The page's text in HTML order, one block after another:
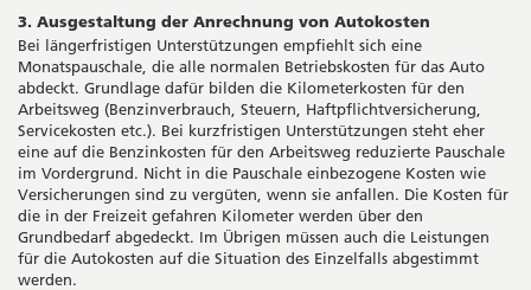
3. Ausgestaltung der Anrechnung von Autokosten
Bei längerfristigen Unterstützungen empfiehlt sich eine
Monatspauschale, die alle normalen Betriebskosten für das Auto
abdeckt. Grundlage dafür bilden die Kilometerkosten für den
Arbeitsweg (Benzinverbrauch, Steuern, Haftpflichtversicherung,
Servicekosten etc.). Bei kurzfristigen Unterstützungen steht eher
eine auf die Benzinkosten für den Arbeitsweg reduzierte Pauschale
im Vordergrund. Nicht in die Pauschale einbezogene Kosten wie
Versicherungen sind zu vergüten, wenn sie anfallen. Die Kosten für
die in der Freizeit gefahren Kilometer werden über den
Grundbedarf abgedeckt. Im Übrigen müssen auch die Leistungen
für die Autokosten auf die Situation des Einzelfalls abgestimmt
werden.